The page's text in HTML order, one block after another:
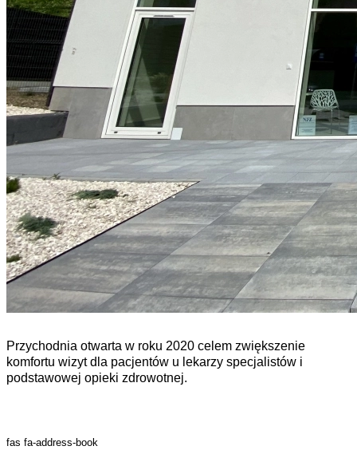
Przychodnia otwarta w roku 2020 celem zwiększenie
komfortu wizyt dla pacjentów u lekarzy specjalistów i
podstawowej opieki zdrowotnej.
fas fa-address-book